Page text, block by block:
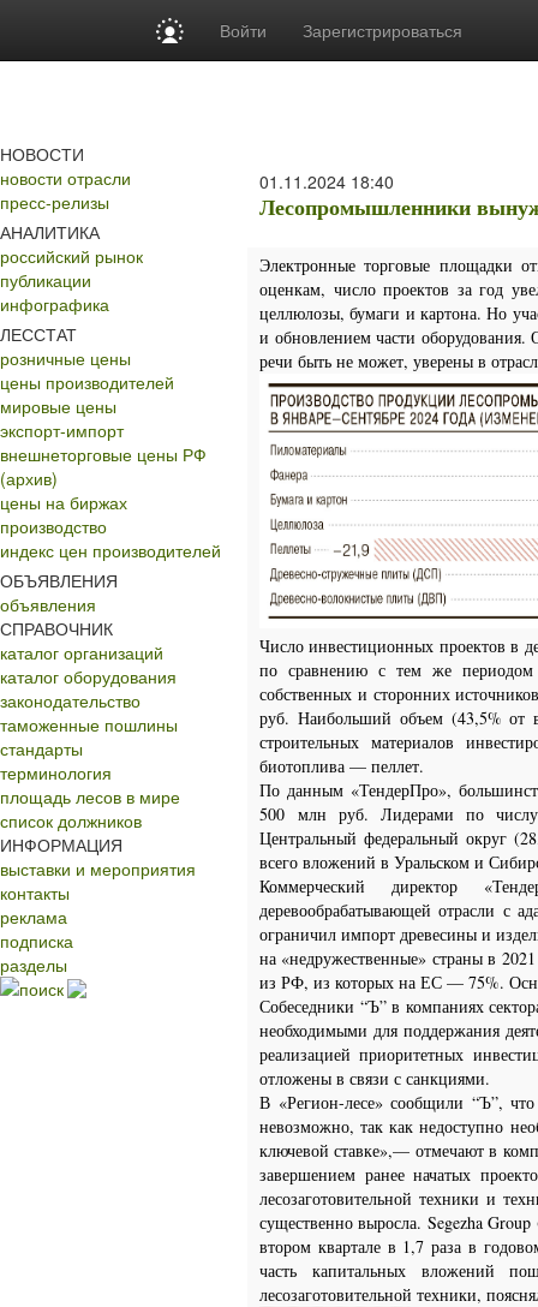
Войти Зарегистрироваться
НОВОСТИ
новости отрасли
пресс-релизы
АНАЛИТИКА
российский рынок
публикации
инфографика
ЛЕССТАТ
розничные цены
цены производителей
мировые цены
экспорт-импорт
внешнеторговые цены РФ
(архив)
цены на биржах
производство
индекс цен производителей
ОБЪЯВЛЕНИЯ
объявления
СПРАВОЧНИК
каталог организаций
каталог оборудования
законодательство
таможенные пошлины
стандарты
терминология
площадь лесов в мире
список должников
ИНФОРМАЦИЯ
выставки и мероприятия
контакты
реклама
подписка
разделы
поиск
01.11.2024 18:40
Лесопромышленники
Электронные торговые площадки
оценкам, число проектов за год
целлюлозы, бумаги и картона. Но
и обновлением части оборудования.
речи быть не может, уверены в
Число инвестиционных проектов в
по сравнению с тем же периодом
собственных и сторонних
руб. Наибольший объем (43,5% от
строительных материалов
биотоплива — пеллет.
По данным «ТендерПро»,
500 млн руб. Лидерами по числу
Центральный федеральный округ
всего вложений в Уральском и
Коммерческий директор
деревообрабатывающей отрасли с
ограничил импорт древесины и
на «недружественные» страны в
из РФ, из которых на ЕС — 75%.
Собеседники “Ъ” в компаниях
необходимыми для поддержания
реализацией приоритетных
отложены в связи с санкциями.
В «Регион-лесе» сообщили “Ъ”,
невозможно, так как недоступно
ключевой ставке»,— отмечают в
завершением ранее начатых
лесозаготовительной техники и
существенно выросла. Segezha
втором квартале в 1,7 раза в
часть капитальных вложений
лесозаготовительной техники,